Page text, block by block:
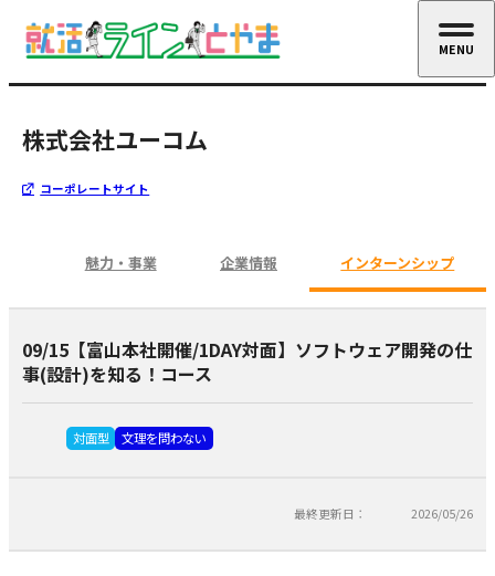
株式会社ユーコム
コーポレートサイト
魅力・事業 企業情報 インターンシップ
09/15【富山本社開催/1DAY対面】ソフトウェア開発の仕
事(設計)を知る！コース
対面型 文理を問わない
最終更新日： 2026/05/26
MENU